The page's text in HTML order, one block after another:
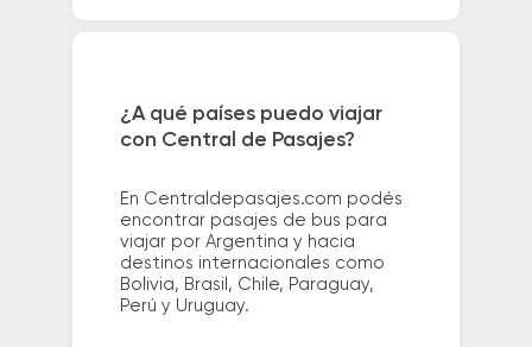
¿A qué países puedo viajar
con Central de Pasajes?
En Centraldepasajes.com podés
encontrar pasajes de bus para
viajar por Argentina y hacia
destinos internacionales como
Bolivia, Brasil, Chile, Paraguay,
Perú y Uruguay.